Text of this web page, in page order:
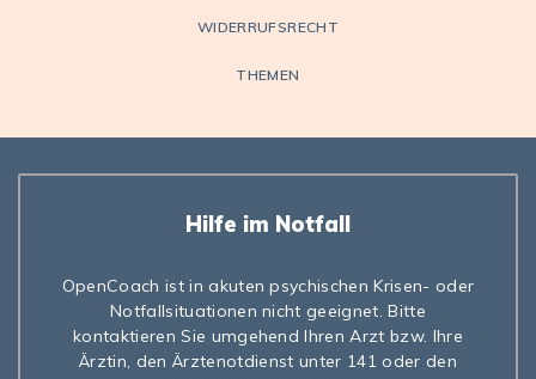
WIDERRUFSRECHT
THEMEN
Hilfe im Notfall
OpenCoach ist in akuten psychischen Krisen- oder
Notfallsituationen nicht geeignet. Bitte
kontaktieren Sie umgehend Ihren Arzt bzw. Ihre
Ärztin, den Ärztenotdienst unter 141 oder den